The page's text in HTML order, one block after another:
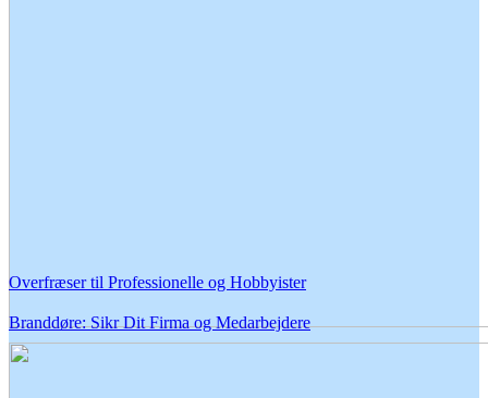
Overfræser til Professionelle og Hobbyister
Branddøre: Sikr Dit Firma og Medarbejdere